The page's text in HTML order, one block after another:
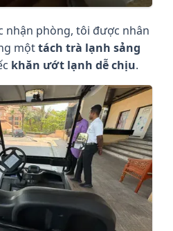
nhận phòng, tôi được nhân
mộttách trà lạnh sảng
khăn ướt lạnh dễ chịu.